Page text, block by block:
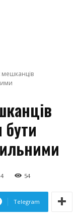
мешканців
54
Telegram